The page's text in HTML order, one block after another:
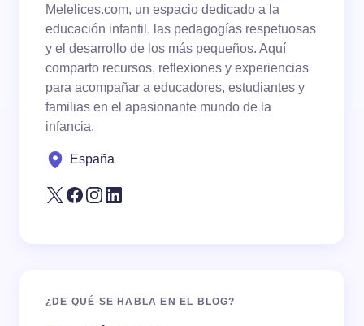
Your Comment *
Save my name and email in this browser for the
Melelices.com, un espacio dedicado a la
educación infantil, las pedagogías respetuosas
y el desarrollo de los más pequeños. Aquí
comparto recursos, reflexiones y experiencias
para acompañar a educadores, estudiantes y
familias en el apasionante mundo de la
infancia.
España
¿DE QUÉ SE HABLA EN EL BLOG?